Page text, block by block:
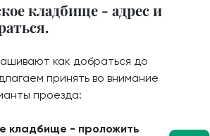
кладбище - адрес и
как добраться до
принять во внимание
проезда:
кладбище - проложить